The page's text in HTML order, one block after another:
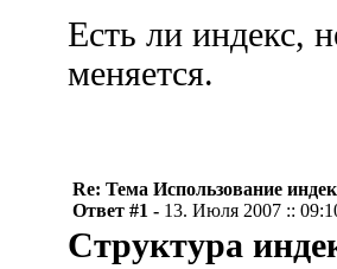
Есть ли индекс,
меняется.
Re: Тема Использование
Ответ #1 - 13. Июля 2007 ::
Структура